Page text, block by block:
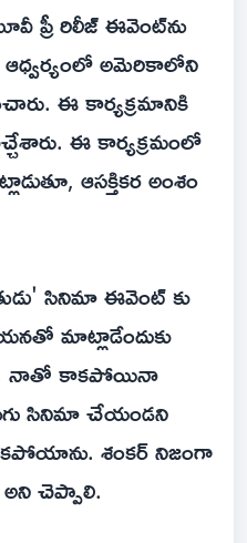
ప్రీ రిలీజ్ ఈవెంట్‌ను
ఆధ్వర్యంలో అమెరికాలోని
ఈ కార్యక్రమానికి
ఈ కార్యక్రమంలో
ఆసక్తికర అంశం
సినిమా ఈవెంట్ కు
మాట్లాడేందుకు
నాతో కాకపోయినా
సినిమా చేయండని
శంకర్ నిజంగా
చెప్పాలి.